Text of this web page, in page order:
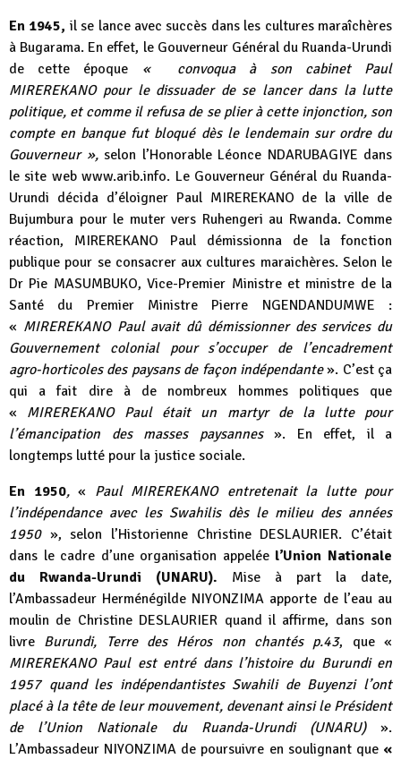
En 1945, il se lance avec succès dans les cultures maraîchères
à Bugarama. En effet, le Gouverneur Général du Ruanda-Urundi
de cette époque «
convoqua à son cabinet Paul
MIREREKANO pour le dissuader de se lancer dans la lutte
politique, et comme il refusa de se plier à cette injonction, son
compte en banque fut bloqué dès le lendemain sur ordre du
Gouverneur »,selon l’Honorable Léonce NDARUBAGIYE dans
le site webwww.arib.info. Le Gouverneur Général du Ruanda-
Urundi décida d’éloigner Paul MIREREKANO de la ville de
Bujumbura pour le muter vers Ruhengeri au Rwanda. Comme
réaction, MIREREKANO Paul démissionna de la fonction
publique pour se consacrer aux cultures maraichères. Selon le
Dr Pie MASUMBUKO, Vice-Premier Ministre et ministre de la
Santé du Premier Ministre Pierre NGENDANDUMWE :
« MIREREKANO Paul avait dû démissionner des services du
Gouvernement colonial pour s’occuper de l’encadrement
agro-horticoles des paysans de façon indépendante». C’est ça
qui a fait dire à de nombreux hommes politiques que
« MIREREKANO Paul était un martyr de la lutte pour
l’émancipation des masses paysannes». En effet, il a
longtemps lutté pour la justice sociale.
En 1950,« Paul MIREREKANO entretenait la lutte pour
l’indépendance avec les Swahilis dès le milieu des années
1950 », selon l’Historienne Christine DESLAURIER. C’était
dans le cadre d’une organisation appeléel’Union Nationale
du Rwanda-Urundi (UNARU). Mise à part la date,
l’Ambassadeur Herménégilde NIYONZIMA apporte de l’eau au
moulin de Christine DESLAURIER quand il affirme, dans son
livre Burundi, Terre des Héros non chantés p.43, que «
MIREREKANO Paul est entré dans l’histoire du Burundi en
1957 quand les indépendantistes Swahili de Buyenzi l’ont
placé à la tête de leur mouvement, devenant ainsi le Président
de l’Union Nationale du Ruanda-Urundi (UNARU)».
L’Ambassadeur NIYONZIMA de poursuivre en soulignant que «